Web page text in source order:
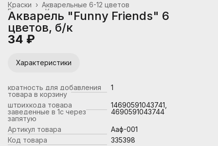
Акварельные 6-12 цветов
Краски ›
Канцтовары, школьные принадлежности
Главная
Акварель "Funny Friends" 6
цветов, б/к
34 ₽
Характеристики
кратность для добавления
товара в корзину
1
штрихкода товара
заведенные в 1с через
запятую
14690591043741,
4690591043744
Артикул товара
Ааф-001
Код товара
335398